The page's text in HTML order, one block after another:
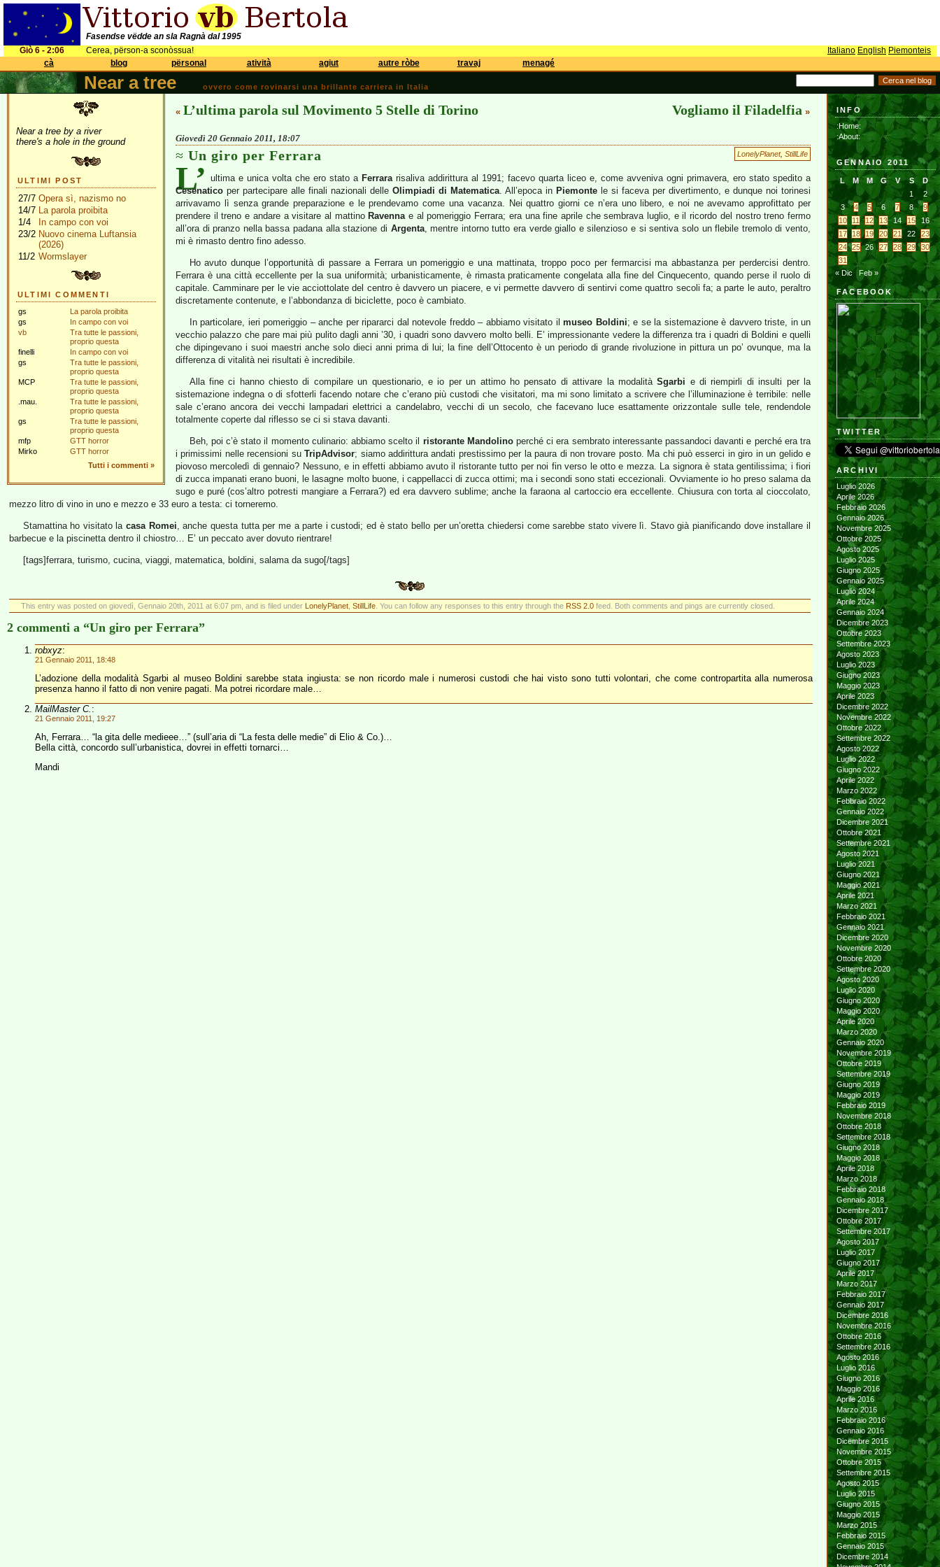
Fasendse vëdde an sla Ragnà dal 1995
Giò 6 - 2:06
Cerea, përson-a sconòssua! Italiano English Piemonteis
cà
blog përsonal atività agiut autre ròbe travaj menagé
Near a tree ovvero come rovinarsi una brillante carriera in Italia
Near a tree by a river
there's a hole in the ground
ULTIMI POST
27/7 Opera sì, nazismo no
14/7 La parola proibita
1/4
In campo con voi
23/2 Nuovo cinema Luftansia
(2026)
11/2 Wormslayer
ULTIMI COMMENTI
gs
La parola proibita
gs
In campo con voi
vb
Tra tutte le passioni,
proprio questa
finelli
In campo con voi
gs
Tra tutte le passioni,
proprio questa
MCP
Tra tutte le passioni,
proprio questa
.mau.
Tra tutte le passioni,
proprio questa
gs
Tra tutte le passioni,
proprio questa
mfp
GTT horror
Mirko
GTT horror
Tutti i commenti »
« L’ultima parola sul Movimento 5 Stelle di Torino Vogliamo il Filadelfia »
Giovedì 20 Gennaio 2011, 18:07
LonelyPlanet, StillLife
Un giro per Ferrara
L’ ultima e unica volta che ero stato a Ferrararisaliva addirittura al 1991; facevo quarta liceo e, come avveniva ogni primavera, ero stato spedito a
Cesenatico per partecipare alle finali nazionali delle Olimpiadi di Matematica. All’epoca in Piemonte le si faceva per divertimento, e dunque noi torinesi
arrivavamo lì senza grande preparazione e le prendevamo come una vacanza. Nei quattro giorni ce n’era uno libero, e noi ne avevamo approfittato per
prendere il treno e andare a visitare al mattino Ravennae al pomeriggio Ferrara; era una fine aprile che sembrava luglio, e il ricordo del nostro treno fermo
all’ora di pranzo nella bassa padana alla stazione di Argenta, mentre intorno tutto era verde giallo e silenzioso e si sentiva solo un flebile tremolo di vento,
mi è rimasto dentro fino adesso.
Ho avuto dunque l’opportunità di passare a Ferrara un pomeriggio e una mattinata, troppo poco per fermarcisi ma abbastanza per perdercisi dentro.
Ferrara è una città eccellente per la sua uniformità; urbanisticamente, è rimasta praticamente congelata alla fine del Cinquecento, quando perse il ruolo di
capitale. Camminare per le vie acciottolate del centro è davvero un piacere, e vi permette davvero di sentirvi come quattro secoli fa; a parte le auto, peraltro
discretamente contenute, e l’abbondanza di biciclette, poco è cambiato.
In particolare, ieri pomeriggio – anche per ripararci dal notevole freddo – abbiamo visitato il museo Boldini; e se la sistemazione è davvero triste, in un
vecchio palazzo che pare mai più pulito dagli anni ’30, i quadri sono davvero molto belli. E’ impressionante vedere la differenza tra i quadri di Boldini e quelli
che dipingevano i suoi maestri anche solo dieci anni prima di lui; la fine dell’Ottocento è un periodo di grande rivoluzione in pittura un po’ ovunque, ma la
differenza di vitalità nei risultati è incredibile.
Alla fine ci hanno chiesto di compilare un questionario, e io per un attimo ho pensato di attivare la modalitàSgarbi e di riempirli di insulti per la
sistemazione indegna o di sfotterli facendo notare che c’erano più custodi che visitatori, ma mi sono limitato a scrivere che l’illuminazione è terribile: nelle
sale c’erano ancora dei vecchi lampadari elettrici a candelabro, vecchi di un secolo, che facevano luce esattamente orizzontale sulle tele, rendendole
totalmente coperte dal riflesso se ci si stava davanti.
Beh, poi c’è stato il momento culinario: abbiamo scelto il ristorante Mandolinoperché ci era sembrato interessante passandoci davanti e perché era tra
i primissimi nelle recensioni suTripAdvisor; siamo addirittura andati prestissimo per la paura di non trovare posto. Ma chi può esserci in giro in un gelido e
piovoso mercoledì di gennaio? Nessuno, e in effetti abbiamo avuto il ristorante tutto per noi fin verso le otto e mezza. La signora è stata gentilissima; i fiori
di zucca impanati erano buoni, le lasagne molto buone, i cappellacci di zucca ottimi; ma i secondi sono stati eccezionali. Ovviamente io ho preso salama da
sugo e puré (cos’altro potresti mangiare a Ferrara?) ed era davvero sublime; anche la faraona al cartoccio era eccellente. Chiusura con torta al cioccolato,
mezzo litro di vino in uno e mezzo e 33 euro a testa: ci torneremo.
Stamattina ho visitato lacasa Romei, anche questa tutta per me a parte i custodi; ed è stato bello per un’oretta chiedersi come sarebbe stato vivere lì. Stavo già pianificando dove installare il
barbecue e la piscinetta dentro il chiostro… E’ un peccato aver dovuto rientrare!
[tags]ferrara, turismo, cucina, viaggi, matematica, boldini, salama da sugo[/tags]
This entry was posted on giovedì, Gennaio 20th, 2011 at 6:07 pm, and is filed under LonelyPlanet, StillLife. You can follow any responses to this entry through the RSS 2.0feed. Both comments and pings are currently closed.
2 commenti a “Un giro per Ferrara”
robxyz:
21 Gennaio 2011, 18:48
L’adozione della modalità Sgarbi al museo Boldini sarebbe stata ingiusta: se non ricordo male i numerosi custodi che hai visto sono tutti volontari, che come contropartita alla numerosa
presenza hanno il fatto di non venire pagati. Ma potrei ricordare male…
MailMaster C. :
21 Gennaio 2011, 19:27
Ah, Ferrara… “la gita delle medieee…” (sull’aria di “La festa delle medie” di Elio & Co.)…
Bella città, concordo sull’urbanistica, dovrei in effetti tornarci…
Mandi
INFO
:Home:
:About:
GENNAIO 2011
L M M G V S
D
1
2
3
4 5 6 7 8
9
10
11 12 13 14 15
16
17
18 19 20 21 22
23
24
25 26 27 28 29
30
31
« Dic
Feb »
FACEBOOK
TWITTER
ARCHIVI
Luglio 2026
Aprile 2026
Febbraio 2026
Gennaio 2026
Novembre 2025
Ottobre 2025
Agosto 2025
Luglio 2025
Giugno 2025
Gennaio 2025
Luglio 2024
Aprile 2024
Gennaio 2024
Dicembre 2023
Ottobre 2023
Settembre 2023
Agosto 2023
Luglio 2023
Giugno 2023
Maggio 2023
Aprile 2023
Dicembre 2022
Novembre 2022
Ottobre 2022
Settembre 2022
Agosto 2022
Luglio 2022
Giugno 2022
Aprile 2022
Marzo 2022
Febbraio 2022
Gennaio 2022
Dicembre 2021
Ottobre 2021
Settembre 2021
Agosto 2021
Luglio 2021
Giugno 2021
Maggio 2021
Aprile 2021
Marzo 2021
Febbraio 2021
Gennaio 2021
Dicembre 2020
Novembre 2020
Ottobre 2020
Settembre 2020
Agosto 2020
Luglio 2020
Giugno 2020
Maggio 2020
Aprile 2020
Marzo 2020
Gennaio 2020
Novembre 2019
Ottobre 2019
Settembre 2019
Giugno 2019
Maggio 2019
Febbraio 2019
Novembre 2018
Ottobre 2018
Settembre 2018
Giugno 2018
Maggio 2018
Aprile 2018
Marzo 2018
Febbraio 2018
Gennaio 2018
Dicembre 2017
Ottobre 2017
Settembre 2017
Agosto 2017
Luglio 2017
Giugno 2017
Aprile 2017
Marzo 2017
Febbraio 2017
Gennaio 2017
Dicembre 2016
Novembre 2016
Ottobre 2016
Settembre 2016
Agosto 2016
Luglio 2016
Giugno 2016
Maggio 2016
Aprile 2016
Marzo 2016
Febbraio 2016
Gennaio 2016
Dicembre 2015
Novembre 2015
Ottobre 2015
Settembre 2015
Agosto 2015
Luglio 2015
Giugno 2015
Maggio 2015
Marzo 2015
Febbraio 2015
Gennaio 2015
Dicembre 2014